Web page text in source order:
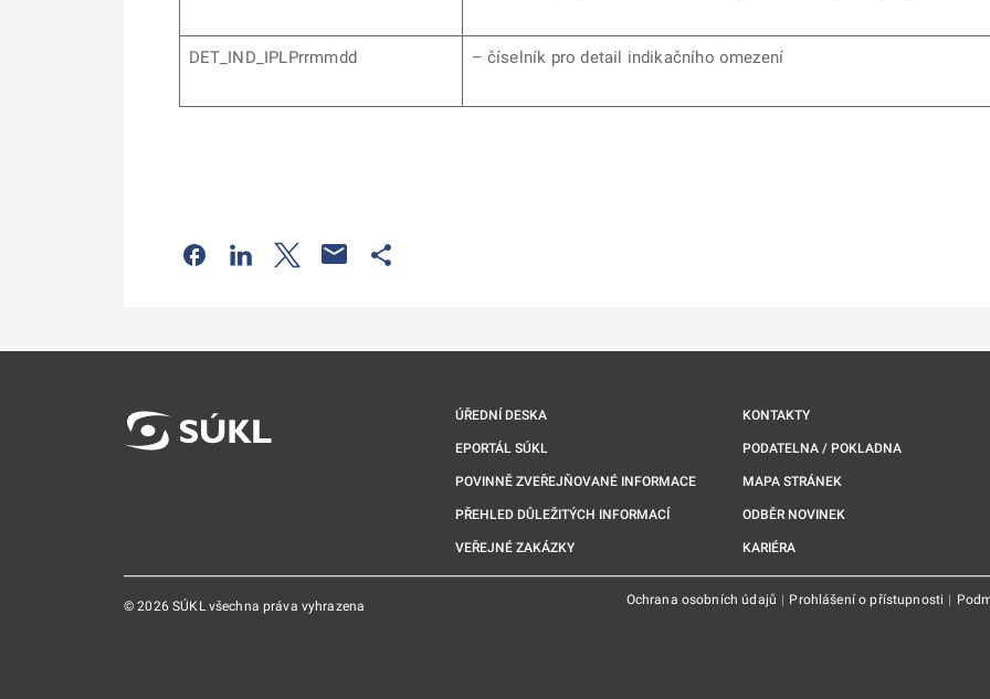
DET_IND_IPLPrrmmdd – číselník pro detail indikačního omezení
Odkaz se otevře na nové kartě
Odkaz se otevře na nové kartě
Odkaz se otevře na nové kartě
ÚŘEDNÍ DESKA
EPORTÁL SÚKL
POVINNĚ ZVEŘEJŇOVANÉ INFORMACE
PŘEHLED DŮLEŽITÝCH INFORMACÍ
VEŘEJNÉ ZAKÁZKY
KONTAKTY
PODATELNA / POKLADNA
MAPA STRÁNEK
ODBĚR NOVINEK
KARIÉRA
© 2026 SÚKL všechna práva vyhrazena Ochrana osobních údajů | Prohlášení o přístupnosti |